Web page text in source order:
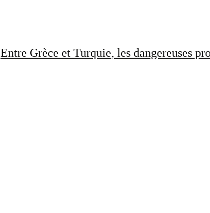
Entre Grèce et Turquie, les dangereuses